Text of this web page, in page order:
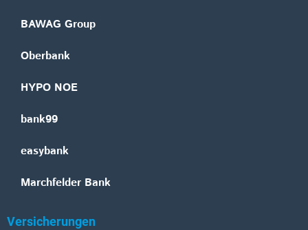
BAWAG Group
Oberbank
HYPO NOE
bank99
easybank
Marchfelder Bank
Versicherungen